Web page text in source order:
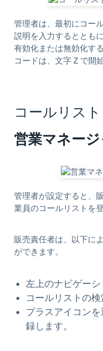
管理者は、最初にコー
説明を入力するととも
有効化または無効化す
コードは、文字 Z で開
コールリスト
営業マネー
管理者が設定すると、
業員のコールリストを
販売責任者は、以下に
ができます。
左上のナビゲー
コールリストの
プラスアイコン
録します。